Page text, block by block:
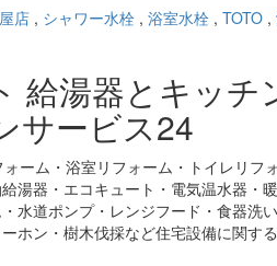
店 , シャワー水栓 , 浴室水栓 , TOTO ,
給湯器とキッチ
サービス24
ーム・浴室リフォーム・トイレリフ
湯器・エコキュート・電気温水器・
水道ポンプ・レンジフード・食器洗
ホン・樹木伐採など住宅設備に関す